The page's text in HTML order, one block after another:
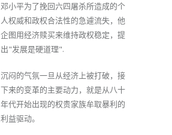
邓小平为了挽回六四屠杀所造成的个
人权威和政权合法性的急遽流失，他
企图用经济赎买来维持政权稳定，提
出"发展是硬道理".
沉闷的气氛一旦从经济上被打破，接
下来的变革的主要动力，就是从八十
年代开始出现的权贵家族牟取暴利的
利益驱动。